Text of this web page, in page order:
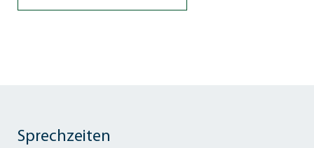
Sprechzeiten